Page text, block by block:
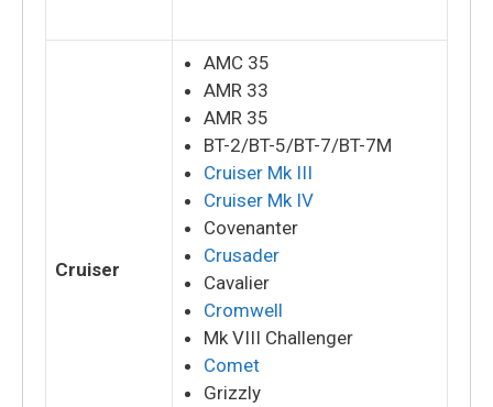
Cruiser
AMC 35
AMR 33
AMR 35
BT-2/BT-5/BT-7/BT-7M
Cruiser Mk III
Cruiser Mk IV
Covenanter
Crusader
Cavalier
Cromwell
Mk VIII Challenger
Comet
Grizzly